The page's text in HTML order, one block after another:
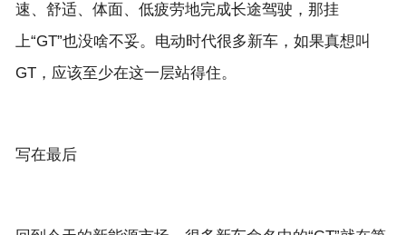
速、舒适、体面、低疲劳地完成长途驾驶，那挂
上“GT”也没啥不妥。电动时代很多新车，如果真想叫